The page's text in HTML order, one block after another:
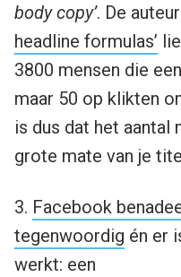
body copy’. De
headline formulas’
3800 mensen die
maar 50 op klikten
is dus dat het aantal
grote mate van je
3. Facebook
tegenwoordig én er
werkt: een